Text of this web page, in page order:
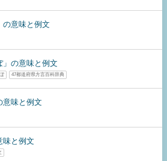
の意味と例文
」の意味と例文
47都道府県方言百科辞典
意味と例文
味と例文